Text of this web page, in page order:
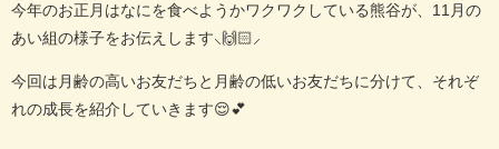
今年のお正月はなにを食べようかワクワクしている熊谷が、11月の
あい組の様子をお伝えします⸜🙌🏻⸝‍
今回は月齢の高いお友だちと月齢の低いお友だちに分けて、それぞ
れの成長を紹介していきます😌💕